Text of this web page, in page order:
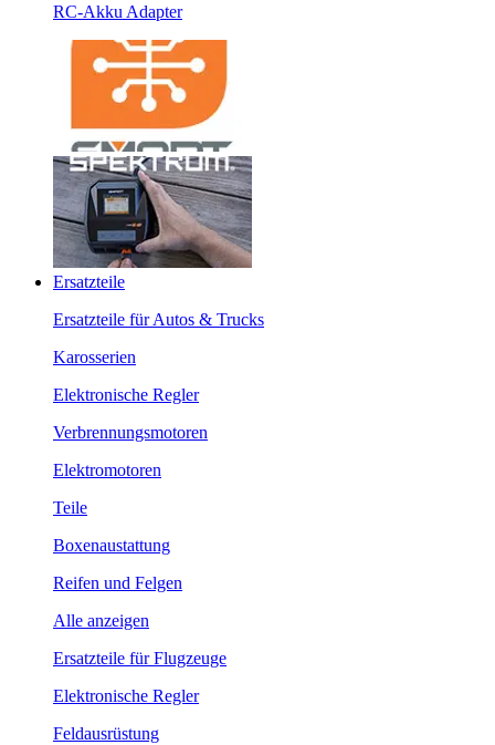
RC-Akku Adapter
Ersatzteile
Ersatzteile für Autos & Trucks
Karosserien
Elektronische Regler
Verbrennungsmotoren
Elektromotoren
Teile
Boxenaustattung
Reifen und Felgen
Alle anzeigen
Ersatzteile für Flugzeuge
Elektronische Regler
Feldausrüstung